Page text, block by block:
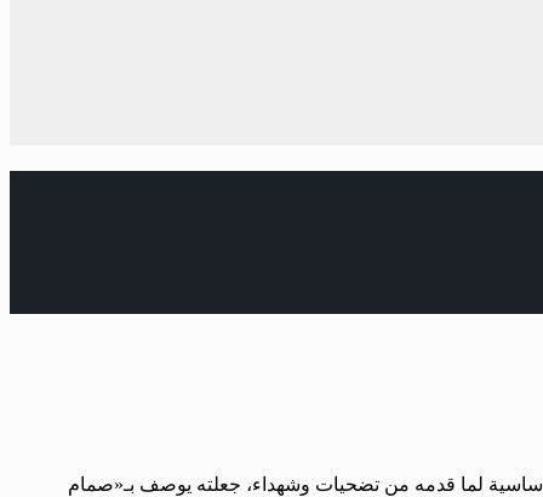
أساسية لما قدمه من تضحيات وشهداء، جعلته يوصف بـ«صمام